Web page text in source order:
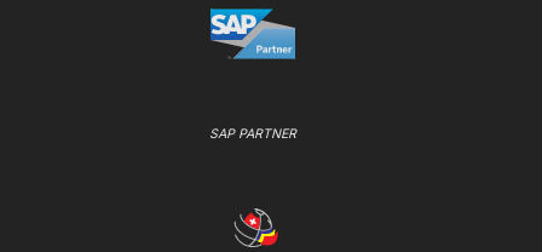
SAP PARTNER